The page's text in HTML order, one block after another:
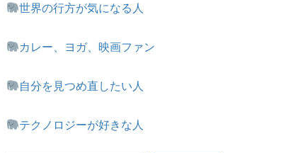
世界の行方が気になる人
カレー、ヨガ、映画ファン
自分を見つめ直したい人
テクノロジーが好きな人